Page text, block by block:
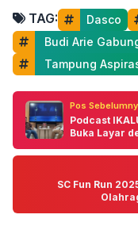
TAG: Dasco
Budi Arie
Tampung
Pos
Podcast
Buka Layar
SC Fun Run